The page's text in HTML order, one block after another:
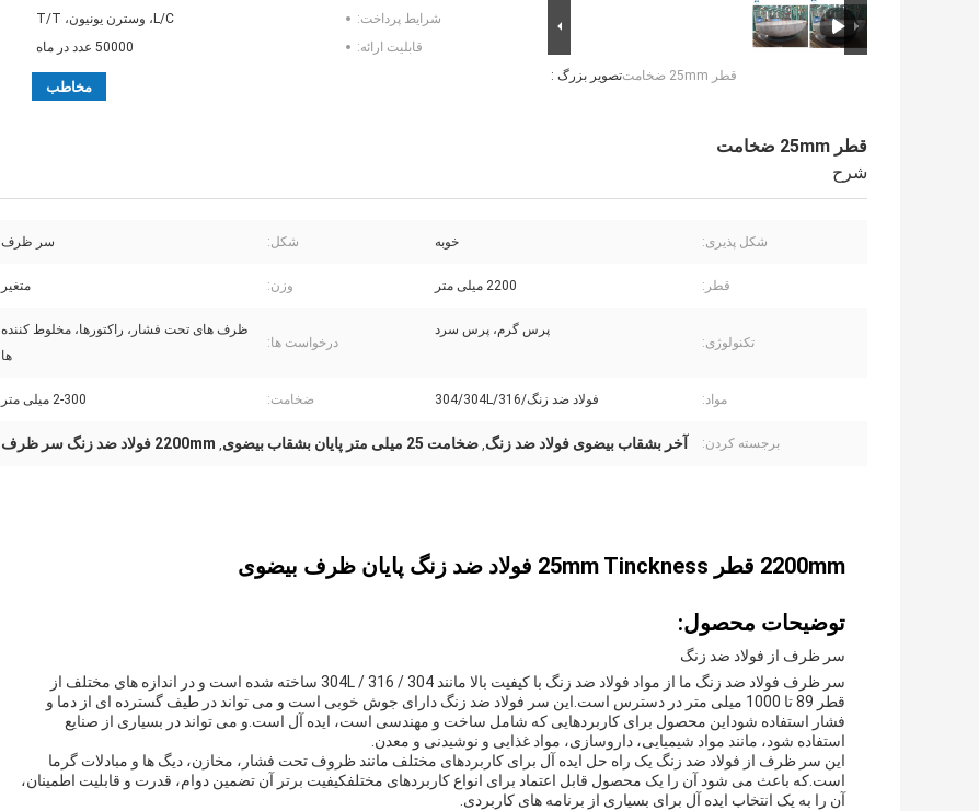
تصویر بزرگ : قطر 25mm ضخامت
شرایط پرداخت:
L/C، وسترن یونیون، T/T
قابلیت ارائه:
50000 عدد در ماه
مخاطب
قطر 25mm ضخامت
شرح
شکل پذیری: خوبه شکل: سر ظرف
قطر: 2200 میلی متر وزن: متغیر
تکنولوژی:
پرس گرم، پرس سرد
درخواست ها:
ظرف های تحت فشار، راکتورها، مخلوط کننده
ها
مواد: فولاد ضد زنگ/304/304L/316 ضخامت: 2-300 میلی متر
برجسته کردن: آخر بشقاب بیضوی فولاد ضد زنگ, ضخامت 25 میلی متر پایان بشقاب بیضوی , 2200mm فولاد ضد زنگ سر ظرف
2200mm قطر 25mm Tinckness فولاد ضد زنگ پایان ظرف بیضوی
توضیحات محصول:
سر ظرف از فولاد ضد زنگ
سر ظرف فولاد ضد زنگ ما از مواد فولاد ضد زنگ با کیفیت بالا مانند 304 / 304L / 316 ساخته شده است و در اندازه های مختلف از
قطر 89 تا 1000 میلی متر در دسترس است.این سر فولاد ضد زنگ دارای جوش خوبی است و می تواند در طیف گسترده ای از دما و
فشار استفاده شوداین محصول برای کاربردهایی که شامل ساخت و مهندسی است، ایده آل است.و می تواند در بسیاری از صنایع
استفاده شود، مانند مواد شیمیایی، داروسازی، مواد غذایی و نوشیدنی و معدن.
این سر ظرف از فولاد ضد زنگ یک راه حل ایده آل برای کاربردهای مختلف مانند ظروف تحت فشار، مخازن، دیگ ها و مبادلات گرما
است.که باعث می شود آن را یک محصول قابل اعتماد برای انواع کاربردهای مختلفکیفیت برتر آن تضمین دوام، قدرت و قابلیت اطمینان،
آن را به یک انتخاب ایده آل برای بسیاری از برنامه های کاربردی.